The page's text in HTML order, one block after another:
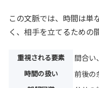
この文脈では、時間は単
く、相手を立てるための
重視される要素 間合い
時間の扱い 前後の